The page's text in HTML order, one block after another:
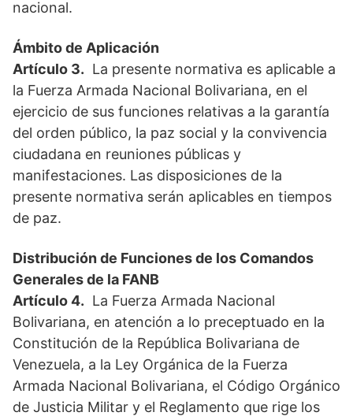
nacional.
Ámbito de Aplicación
Artículo 3. La presente normativa es aplicable a
la Fuerza Armada Nacional Bolivariana, en el
ejercicio de sus funciones relativas a la garantía
del orden público, la paz social y la convivencia
ciudadana en reuniones públicas y
manifestaciones. Las disposiciones de la
presente normativa serán aplicables en tiempos
de paz.
Distribución de Funciones de los Comandos
Generales de la FANB
Artículo 4. La Fuerza Armada Nacional
Bolivariana, en atención a lo preceptuado en la
Constitución de la República Bolivariana de
Venezuela, a la Ley Orgánica de la Fuerza
Armada Nacional Bolivariana, el Código Orgánico
de Justicia Militar y el Reglamento que rige los